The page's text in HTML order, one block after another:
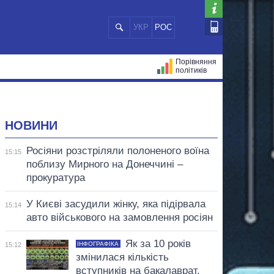
УКР РОС
Порівняння
політиків
НОВИНИ
15:15
Росіяни розстріляли полоненого воїна
поблизу Мирного на Донеччині –
прокуратура
15:14
У Києві засудили жінку, яка підірвала
авто військового на замовлення росіян
15:12 ІНФОГРАФІКА
Як за 10 років
змінилася кількість
вступників на бакалаврат,